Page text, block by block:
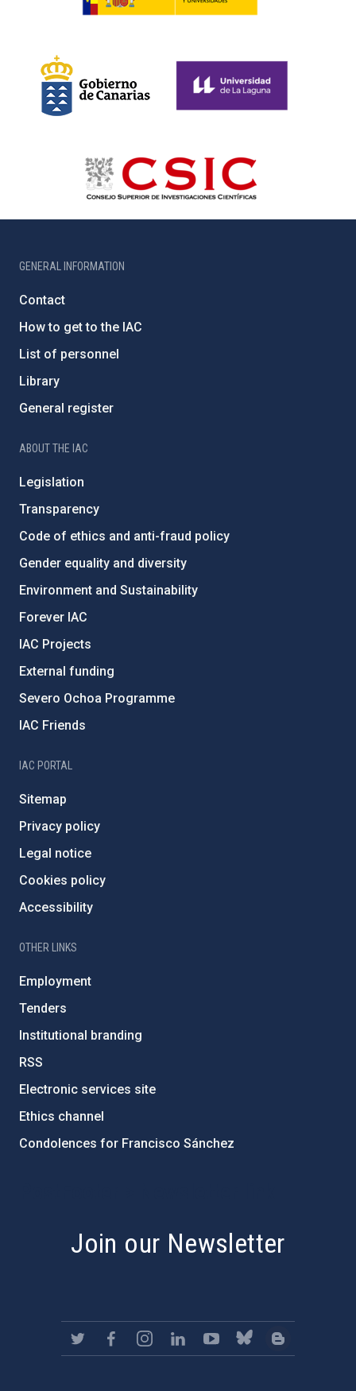
GENERAL INFORMATION
Contact
How to get to the IAC
List of personnel
Library
General register
ABOUT THE IAC
Legislation
Transparency
Code of ethics and anti-fraud policy
Gender equality and diversity
Environment and Sustainability
Forever IAC
IAC Projects
External funding
Severo Ochoa Programme
IAC Friends
IAC PORTAL
Sitemap
Privacy policy
Legal notice
Cookies policy
Accessibility
OTHER LINKS
Employment
Tenders
Institutional branding
RSS
Electronic services site
Ethics channel
Condolences for Francisco Sánchez
Join our Newsletter